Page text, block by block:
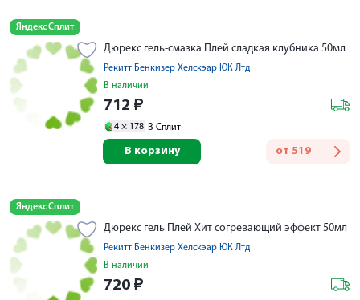
Яндекс Сплит
Дюрекс гель-смазка Плей сладкая клубника 50мл
Рекитт Бенкизер Хелскэар ЮК Лтд
В наличии
712 ₽
4 × 178 В Сплит
от 519
В корзину
Яндекс Сплит
Дюрекс гель Плей Хит согревающий эффект 50мл
Рекитт Бенкизер Хелскэар ЮК Лтд
В наличии
720 ₽